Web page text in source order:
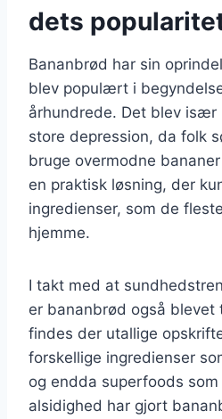
dets
Bananbrød har sin
blev populært i
århundrede. Det blev
store depression, da folk
bruge overmodne
en praktisk løsning, der
ingredienser, som de
hjemme.
I takt med at
er bananbrød også blevet
findes der utallige
forskellige ingredienser
og endda superfoods som
alsidighed har gjort